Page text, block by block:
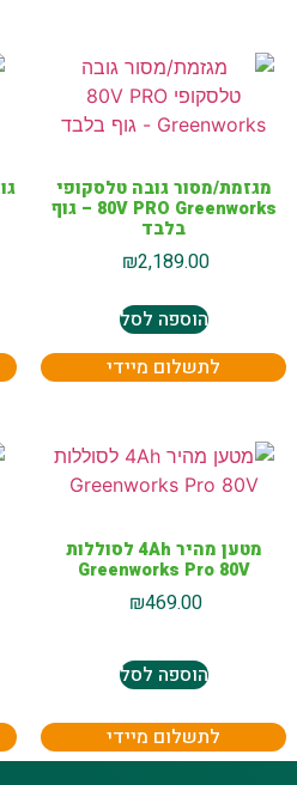
מגזמת/מסור גובה טלסקופי
80V PRO Greenworks – גוף
בלבד
₪2,189.00
הוספה לסל
לתשלום מיידי
מטען מהיר 4Ah לסוללות
Greenworks Pro 80V
₪469.00
הוספה לסל
לתשלום מיידי